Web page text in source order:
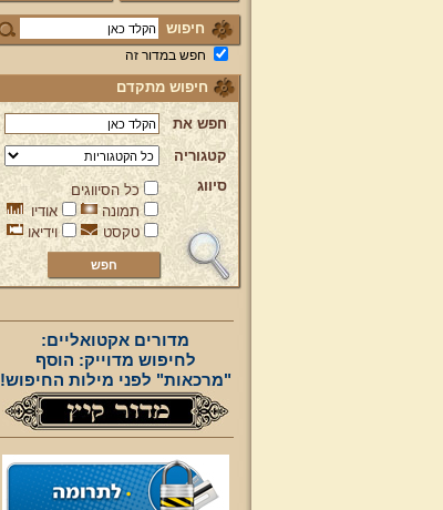
חיפוש
חפש במדור זה
חיפוש מתקדם
חפש את
קטגוריה
סיווג
כל הסיווגים
תמונה
אודיו
טקסט
וידיאו
מדורים אקטואליים:
לחיפוש מדוייק: הוסף
"מרכאות" לפני מילות החיפוש!